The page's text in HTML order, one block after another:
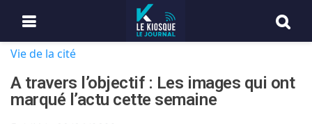
Vie de la cité
A travers l’objectif : Les images qui ont
marqué l’actu cette semaine